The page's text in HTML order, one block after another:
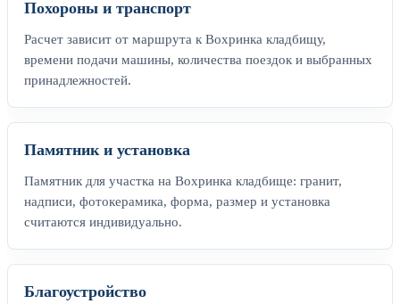
Похороны и транспорт
Расчет зависит от маршрута к Вохринка кладбищу,
времени подачи машины, количества поездок и выбранных
принадлежностей.
Памятник и установка
Памятник для участка на Вохринка кладбище: гранит,
надписи, фотокерамика, форма, размер и установка
считаются индивидуально.
Благоустройство